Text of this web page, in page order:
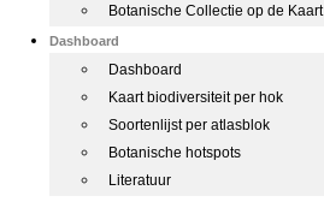
Botanische Collectie op de Kaart
Dashboard
Dashboard
Kaart biodiversiteit per hok
Soortenlijst per atlasblok
Botanische hotspots
Literatuur